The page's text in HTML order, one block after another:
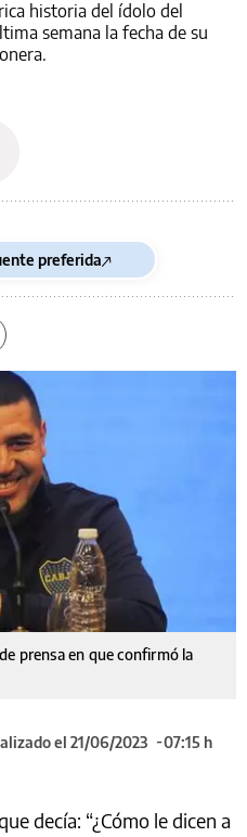
historia del ídolo del
semana la fecha de su
preferida
prensa en que confirmó la
el 21/06/2023
07:15 h
decía: “¿Cómo le dicen a